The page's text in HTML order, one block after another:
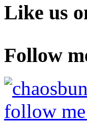
Like us
Follow